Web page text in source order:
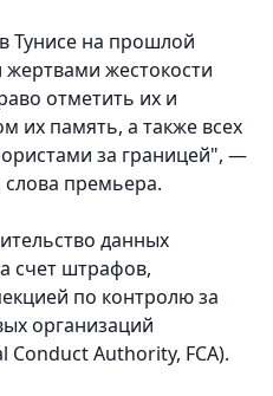
Тунисе на прошлой
жестокости
отметить их и
их память, а также всех
за границей", —
слова премьера.
данных
счет штрафов,
по контролю за
организаций
Conduct Authority, FCA).